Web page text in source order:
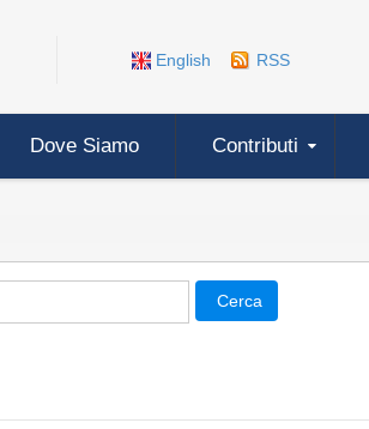
English RSS
Dove Siamo Contributi
Cerca